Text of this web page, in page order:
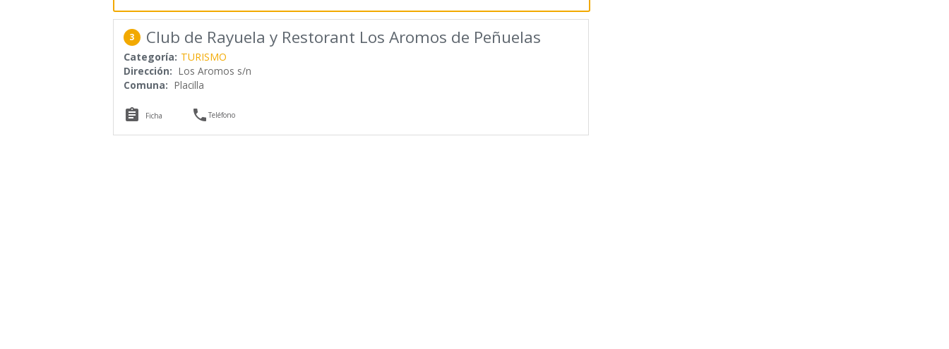
3 Club de Rayuela y Restorant Los Aromos de Peñuelas
Categoría: TURISMO
Dirección: Los Aromos s/n
Comuna: Placilla
 Ficha Teléfono